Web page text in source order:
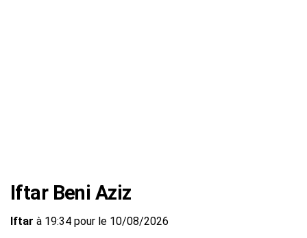
Iftar Beni Aziz
Iftar à 19:34 pour le 10/08/2026